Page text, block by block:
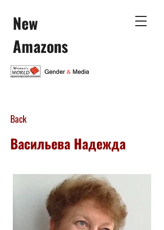
New
Amazons
Back
Васильева Надежда